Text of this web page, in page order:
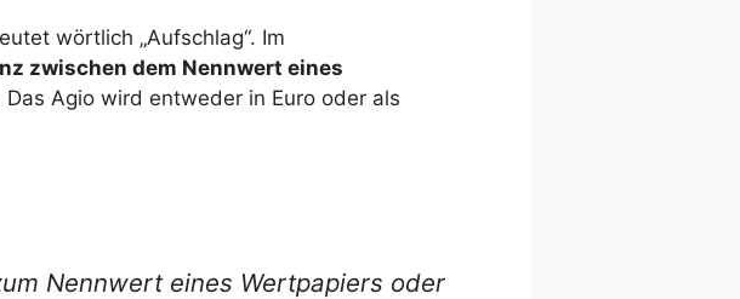
wörtlich „Aufschlag“. Im
zwischen dem Nennwert eines
Das Agio wird entweder in Euro oder als
Nennwert eines Wertpapiers oder